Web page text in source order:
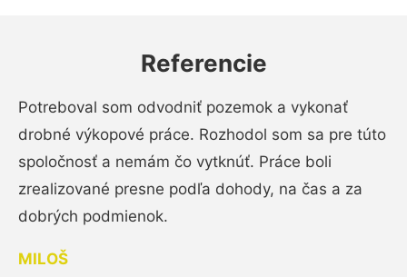
Referencie
Potreboval som odvodniť pozemok a vykonať
drobné výkopové práce. Rozhodol som sa pre túto
spoločnosť a nemám čo vytknúť. Práce boli
zrealizované presne podľa dohody, na čas a za
dobrých podmienok.
MILOŠ